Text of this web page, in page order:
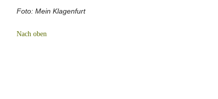
Foto: Mein Klagenfurt
Nach oben